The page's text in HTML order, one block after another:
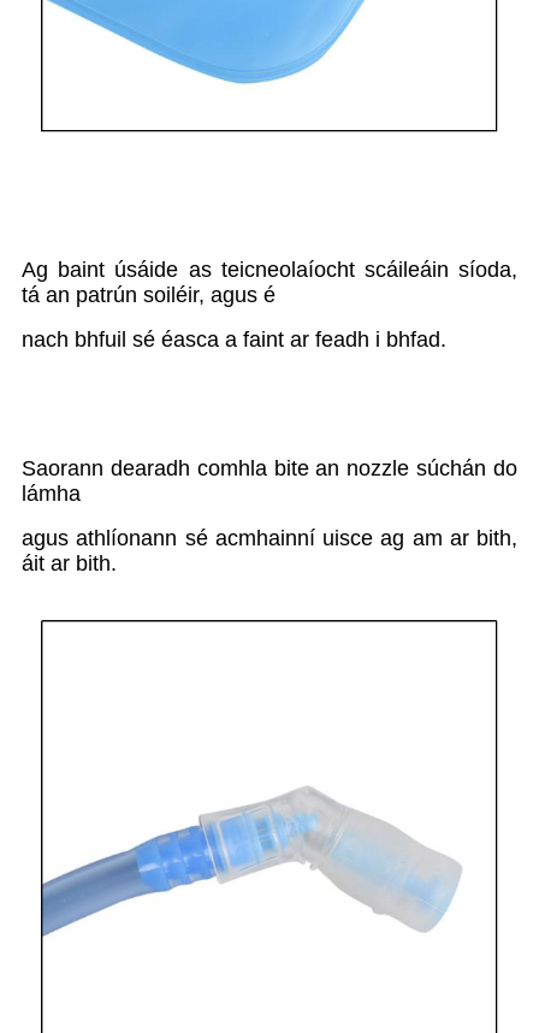
Ag baint úsáide as teicneolaíocht scáileáin síoda,
tá an patrún soiléir, agus é
nach bhfuil sé éasca a faint ar feadh i bhfad.
Saorann dearadh comhla bite an nozzle súchán do
lámha
agus athlíonann sé acmhainní uisce ag am ar bith,
áit ar bith.